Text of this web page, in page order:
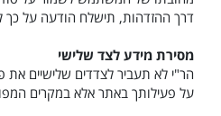
דרך ההזדהות, תישלח הודעה על כך
מסירת מידע לצד שלישי
הר"י לא תעביר לצדדים שלישיים את
על פעילותך באתר אלא במקרים